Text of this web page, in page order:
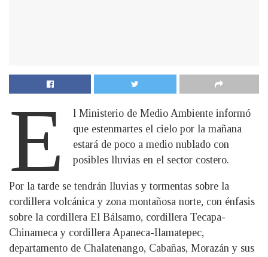
E
l Ministerio de Medio Ambiente informó
que estenmartes el cielo por la mañana
estará de poco a medio nublado con
posibles lluvias en el sector costero.
Por la tarde se tendrán lluvias y tormentas sobre la
cordillera volcánica y zona montañosa norte, con énfasis
sobre la cordillera El Bálsamo, cordillera Tecapa-
Chinameca y cordillera Apaneca-Ilamatepec,
departamento de Chalatenango, Cabañas, Morazán y sus